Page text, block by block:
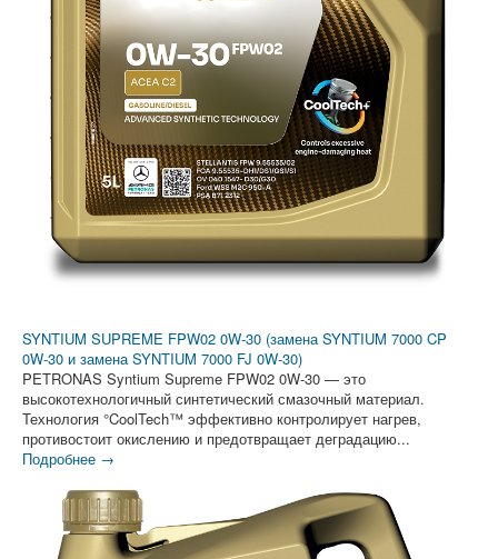
SYNTIUM SUPREME FPW02 0W-30 (замена SYNTIUM 7000 CP
0W-30 и замена SYNTIUM 7000 FJ 0W-30)
PETRONAS Syntium Supreme FPW02 0W-30 — это
высокотехнологичный синтетический смазочный материал.
Технология °CoolTech™ эффективно контролирует нагрев,
противостоит окислению и предотвращает деградацию...
Подробнее →